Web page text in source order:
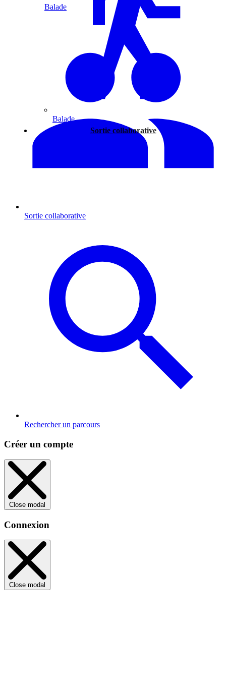
Balade
Sortie collaborative
Balade
Sortie collaborative
Rechercher un parcours
Créer un compte
Close modal
Connexion
Close modal